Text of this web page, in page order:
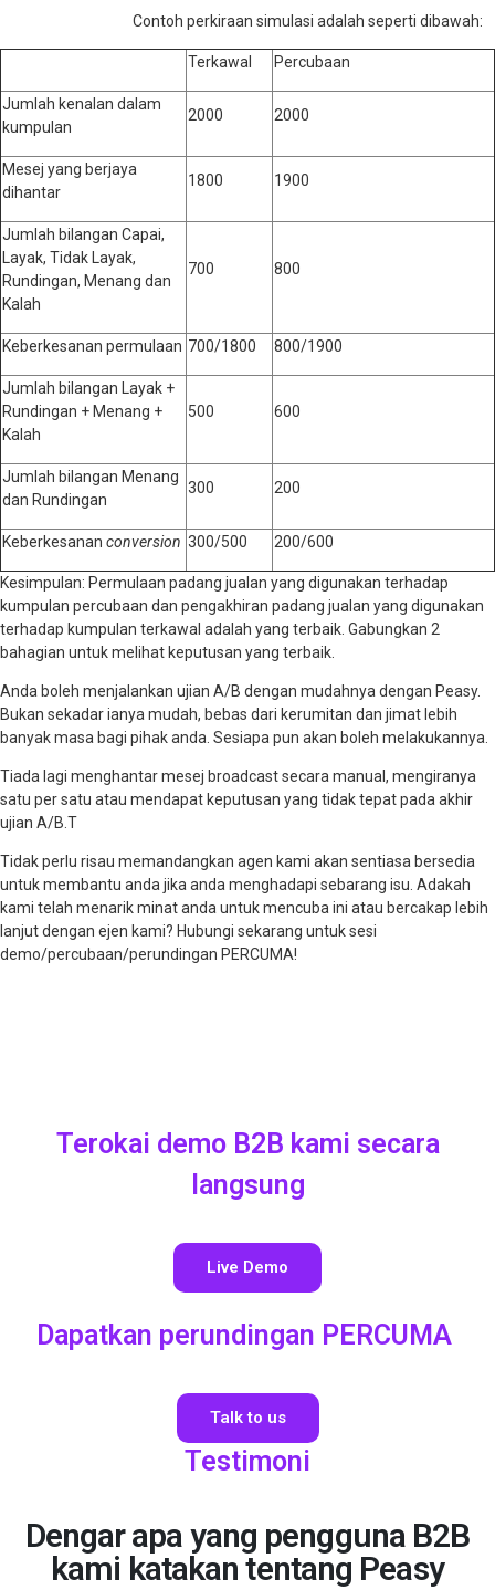
Contoh perkiraan simulasi adalah seperti dibawah:
Terkawal Percubaan
Jumlah kenalan dalam
kumpulan
2000 2000
Mesej yang berjaya
dihantar
1800 1900
Jumlah bilangan Capai,
Layak, Tidak Layak,
Rundingan, Menang dan
Kalah
700 800
Keberkesanan permulaan 700/1800 800/1900
Jumlah bilangan Layak +
Rundingan + Menang +
Kalah
500 600
Jumlah bilangan Menang
dan Rundingan
300 200
Keberkesanan conversion 300/500 200/600
Kesimpulan: Permulaan padang jualan yang digunakan terhadap
kumpulan percubaan dan pengakhiran padang jualan yang digunakan
terhadap kumpulan terkawal adalah yang terbaik. Gabungkan 2
bahagian untuk melihat keputusan yang terbaik.
Anda boleh menjalankan ujian A/B dengan mudahnya dengan Peasy.
Bukan sekadar ianya mudah, bebas dari kerumitan dan jimat lebih
banyak masa bagi pihak anda. Sesiapa pun akan boleh melakukannya.
Tiada lagi menghantar mesej broadcast secara manual, mengiranya
satu per satu atau mendapat keputusan yang tidak tepat pada akhir
ujian A/B.T
Tidak perlu risau memandangkan agen kami akan sentiasa bersedia
untuk membantu anda jika anda menghadapi sebarang isu. Adakah
kami telah menarik minat anda untuk mencuba ini atau bercakap lebih
lanjut dengan ejen kami? Hubungi sekarang untuk sesi
demo/percubaan/perundingan PERCUMA!
Terokai demo B2B kami secara
langsung
Live Demo
Dapatkan perundingan PERCUMA
Talk to us
Testimoni
Dengar apa yang pengguna B2B
kami katakan tentang Peasy